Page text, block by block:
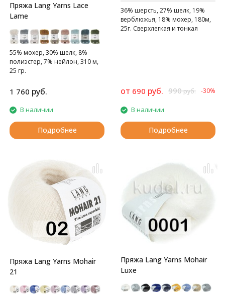
Пряжа Lang Yarns Lace
Lame
55% мохер, 30% шелк, 8%
полиэстер, 7% нейлон, 310 м,
25 гр.
1 760 руб.
В наличии
Подробнее
36% шерсть, 27% шелк, 19%
верблюжья, 18% мохер, 180м,
25г. Сверхлегкая и тонкая
от 690 руб. 990руб. -30%
В наличии
Подробнее
Пряжа Lang Yarns Mohair
21
Пряжа Lang Yarns Mohair
Luxe